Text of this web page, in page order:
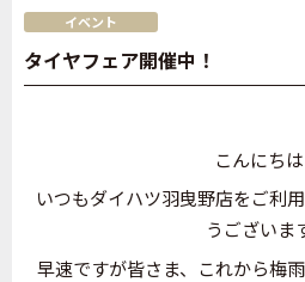
イベント
タイヤフェア開催中！
こんにちは
いつもダイハツ羽曳野店をご利
うございま
早速ですが皆さま、これから梅